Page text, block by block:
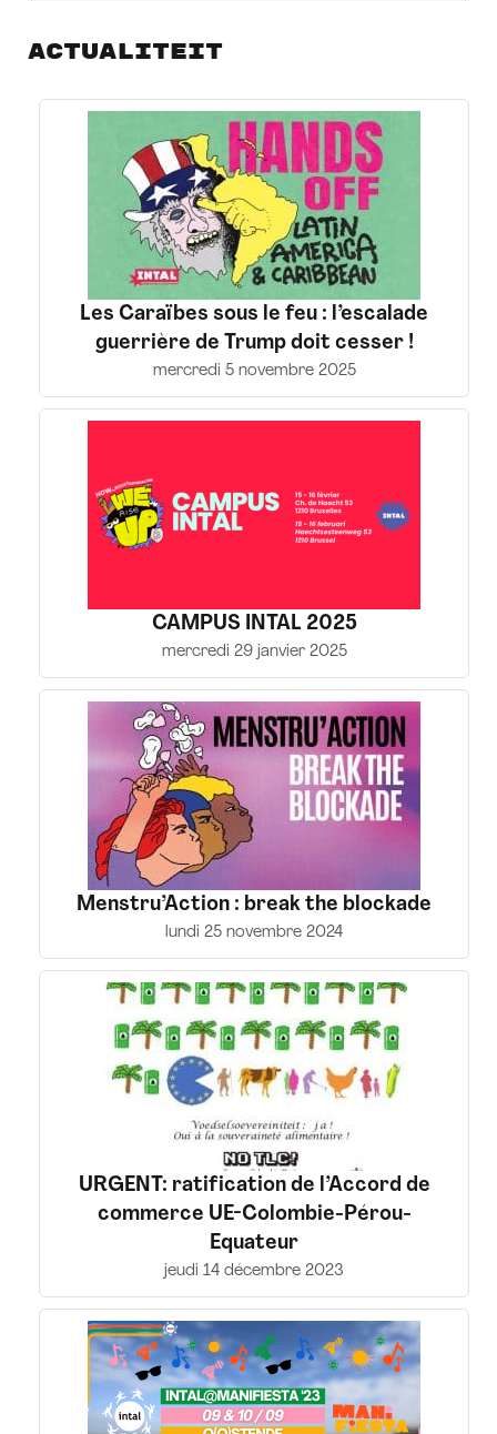
Actualiteit
Les Caraïbes sous le feu : l’escalade
guerrière de Trump doit cesser !
mercredi 5 novembre 2025
CAMPUS INTAL 2025
mercredi 29 janvier 2025
Menstru’Action : break the blockade
lundi 25 novembre 2024
URGENT: ratification de l’Accord de
commerce UE-Colombie-Pérou-
Equateur
jeudi 14 décembre 2023